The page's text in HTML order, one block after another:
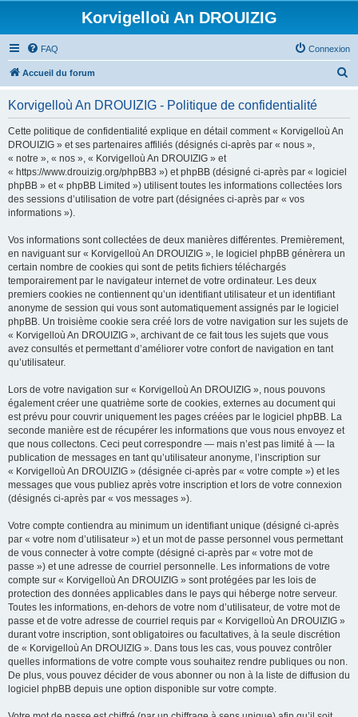
Korvigelloù An DROUIZIG
FAQ Connexion
Accueil du forum
Korvigelloù An DROUIZIG - Politique de confidentialité
Cette politique de confidentialité explique en détail comment « Korvigelloù An
DROUIZIG » et ses partenaires affiliés (désignés ci-après par « nous »,
« notre », « nos », « Korvigelloù An DROUIZIG » et
« https://www.drouizig.org/phpBB3 ») et phpBB (désigné ci-après par « logiciel
phpBB » et « phpBB Limited ») utilisent toutes les informations collectées lors
des sessions d’utilisation de votre part (désignées ci-après par « vos
informations »).
Vos informations sont collectées de deux manières différentes. Premièrement,
en naviguant sur « Korvigelloù An DROUIZIG », le logiciel phpBB génèrera un
certain nombre de cookies qui sont de petits fichiers téléchargés
temporairement par le navigateur internet de votre ordinateur. Les deux
premiers cookies ne contiennent qu’un identifiant utilisateur et un identifiant
anonyme de session qui vous sont automatiquement assignés par le logiciel
phpBB. Un troisième cookie sera créé lors de votre navigation sur les sujets de
« Korvigelloù An DROUIZIG », archivant de ce fait tous les sujets que vous
avez consultés et permettant d’améliorer votre confort de navigation en tant
qu’utilisateur.
Lors de votre navigation sur « Korvigelloù An DROUIZIG », nous pouvons
également créer une quatrième sorte de cookies, externes au document qui
est prévu pour couvrir uniquement les pages créées par le logiciel phpBB. La
seconde manière est de récupérer les informations que vous nous envoyez et
que nous collectons. Ceci peut correspondre — mais n’est pas limité à — la
publication de messages en tant qu’utilisateur anonyme, l’inscription sur
« Korvigelloù An DROUIZIG » (désignée ci-après par « votre compte ») et les
messages que vous publiez après votre inscription et lors de votre connexion
(désignés ci-après par « vos messages »).
Votre compte contiendra au minimum un identifiant unique (désigné ci-après
par « votre nom d’utilisateur ») et un mot de passe personnel vous permettant
de vous connecter à votre compte (désigné ci-après par « votre mot de
passe ») et une adresse de courriel personnelle. Les informations de votre
compte sur « Korvigelloù An DROUIZIG » sont protégées par les lois de
protection des données applicables dans le pays qui héberge notre serveur.
Toutes les informations, en-dehors de votre nom d’utilisateur, de votre mot de
passe et de votre adresse de courriel requis par « Korvigelloù An DROUIZIG »
durant votre inscription, sont obligatoires ou facultatives, à la seule discrétion
de « Korvigelloù An DROUIZIG ». Dans tous les cas, vous pouvez contrôler
quelles informations de votre compte vous souhaitez rendre publiques ou non.
De plus, vous pouvez décider de vous abonner ou non à la liste de diffusion du
logiciel phpBB depuis une option disponible sur votre compte.